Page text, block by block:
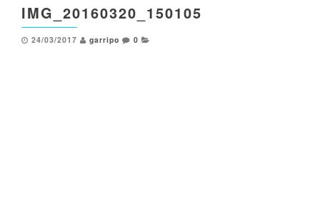
IMG_20160320_150105
24/03/2017 garripo 0